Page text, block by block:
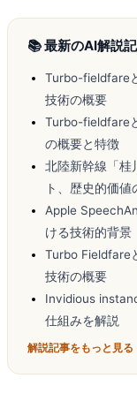
📚 最新のAI解説
Turbo-fieldfare
技術の概要
Turbo-fieldfare
の概要と特徴
北陸新幹線「桂
ト、歴史的価値
Apple
ける技術的背景
Turbo Fieldfare
技術の概要
Invidious
仕組みを解説
解説記事をもっと見